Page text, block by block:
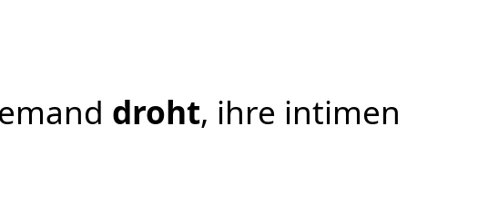
droht, ihre intimen